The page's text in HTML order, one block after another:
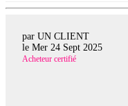
par UN CLIENT
le Mer 24 Sept 2025
Acheteur certifié